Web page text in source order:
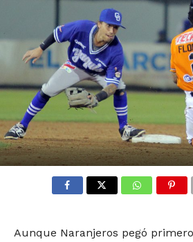
Aunque Naranjeros pegó